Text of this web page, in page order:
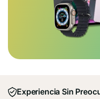
Experiencia Sin